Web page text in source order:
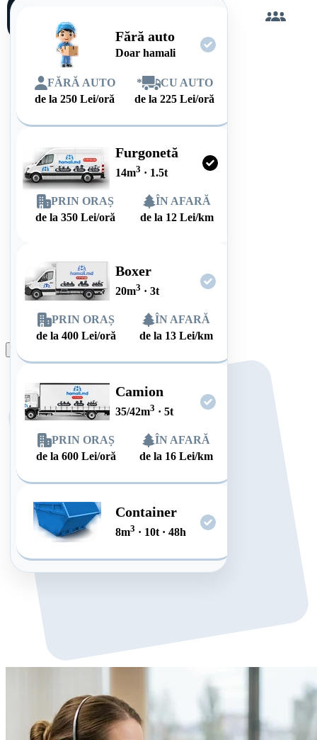
Fără auto
Doar hamali
FĂRĂ AUTO
de la250 Lei/oră
*
CU AUTO
de la225 Lei/oră
Furgonetă
14m3 · 1.5t
PRIN ORAȘ
de la 350 Lei/oră
ÎN AFARĂ
de la 12 Lei/km
Boxer
20m3 · 3t
PRIN ORAȘ
de la400 Lei/oră
ÎN AFARĂ
de la 13 Lei/km
Camion
35/42m3 · 5t
PRIN ORAȘ
de la600 Lei/oră
ÎN AFARĂ
de la 16 Lei/km
Container
8m3 · 10t · 48h
singur
Plasează comanda